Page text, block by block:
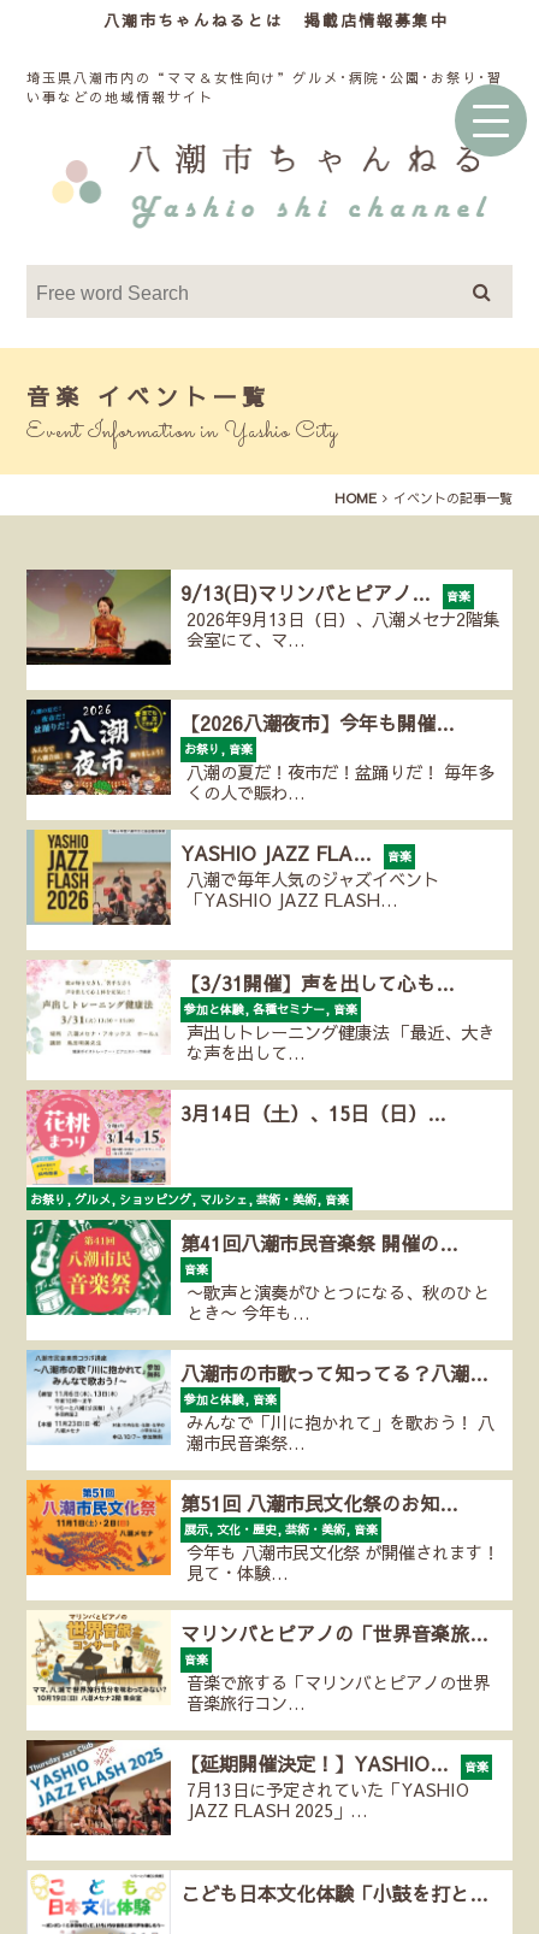
八潮市ちゃんねるとは 掲載店情報募集中
埼玉県八潮市内の“ママ＆女性向け”グルメ･病院･公園･お祭り･習
い事などの地域情報サイト
音楽 イベント一覧
Event Information in Yashio City
HOME イベントの記事一覧
9/13(日)マリンバとピアノ… 音楽
2026年9月13日（日）、八潮メセナ2階集
会室にて、マ…
【2026八潮夜市】今年も開催…
お祭り, 音楽
八潮の夏だ！夜市だ！盆踊りだ！ 毎年多
くの人で賑わ…
YASHIO JAZZ FLA… 音楽
八潮で毎年人気のジャズイベント
「YASHIO JAZZ FLASH…
【3/31開催】声を出して心も…
参加と体験, 各種セミナー, 音楽
声出しトレーニング健康法 「最近、大き
な声を出して…
3月14日（土）、15日（日）…
お祭り, グルメ, ショッピング, マルシェ, 芸術・美術, 音楽
中川やしおフラワーパークにて第20回花桃まつりを開…
第41回八潮市民音楽祭 開催の…
音楽
〜歌声と演奏がひとつになる、秋のひと
とき〜 今年も…
八潮市の市歌って知ってる？八潮…
参加と体験, 音楽
みんなで「川に抱かれて」を歌おう！ 八
潮市民音楽祭…
第51回 八潮市民文化祭のお知…
展示, 文化・歴史, 芸術・美術, 音楽
今年も 八潮市民文化祭 が開催されます！
見て・体験…
マリンバとピアノの「世界音楽旅…
音楽
音楽で旅する「マリンバとピアノの世界
音楽旅行コン…
【延期開催決定！】YASHIO… 音楽
7月13日に予定されていた「YASHIO
JAZZ FLASH 2025」…
こども日本文化体験「小鼓を打と…